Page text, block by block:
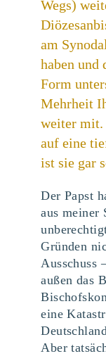
Wegs)
am
haben und
Form
Mehrheit
weiter mit.
auf eine
ist sie gar
Der Papst
aus meiner
Gründen
Ausschuss
außen das
eine
Aber